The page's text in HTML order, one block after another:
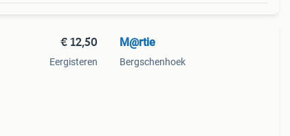
€ 12,50
Eergisteren
M@rtie
Bergschenhoek